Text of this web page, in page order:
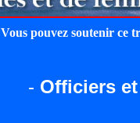
pouvez soutenir ce
- Officiers